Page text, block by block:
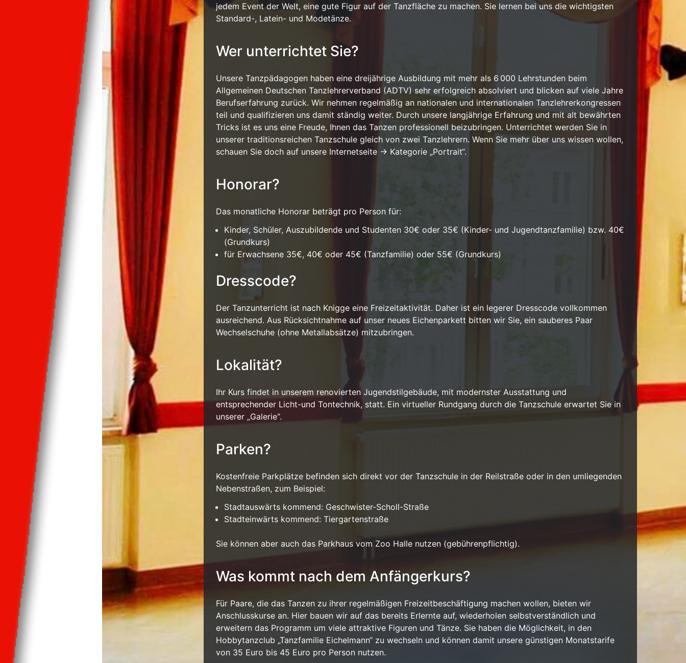
jedem Event der Welt, eine gute Figur auf der Tanzfläche zu machen. Sie lernen bei uns die wichtigsten
Standard-, Latein- und Modetänze.
Wer unterrichtet Sie?
Unsere Tanzpädagogen haben eine dreijährige Ausbildung mit mehr als 6 000 Lehrstunden beim
Allgemeinen Deutschen Tanzlehrerverband (ADTV) sehr erfolgreich absolviert und blicken auf viele Jahre
Berufserfahrung zurück. Wir nehmen regelmäßig an nationalen und internationalen Tanzlehrerkongressen
teil und qualifizieren uns damit ständig weiter. Durch unsere langjährige Erfahrung und mit alt bewährten
Tricks ist es uns eine Freude, Ihnen das Tanzen professionell beizubringen. Unterrichtet werden Sie in
unserer traditionsreichen Tanzschule gleich von zwei Tanzlehrern. Wenn Sie mehr über uns wissen wollen,
schauen Sie doch auf unsere Internetseite -> Kategorie „Portrait“.
Honorar?
Das monatliche Honorar beträgt pro Person für:
Kinder, Schüler, Auszubildende und Studenten 30€ oder 35€ (Kinder- und Jugendtanzfamilie) bzw. 40€
(Grundkurs)
für Erwachsene 35€, 40€ oder 45€ (Tanzfamilie) oder 55€ (Grundkurs)
Dresscode?
Der Tanzunterricht ist nach Knigge eine Freizeitaktivität. Daher ist ein legerer Dresscode vollkommen
ausreichend. Aus Rücksichtnahme auf unser neues Eichenparkett bitten wir Sie, ein sauberes Paar
Wechselschuhe (ohne Metallabsätze) mitzubringen.
Lokalität?
Ihr Kurs findet in unserem renovierten Jugendstilgebäude, mit modernster Ausstattung und
entsprechender Licht-und Tontechnik, statt. Ein virtueller Rundgang durch die Tanzschule erwartet Sie in
unserer „Galerie“.
Parken?
Kostenfreie Parkplätze befinden sich direkt vor der Tanzschule in der Reilstraße oder in den umliegenden
Nebenstraßen, zum Beispiel:
Stadtauswärts kommend: Geschwister-Scholl-Straße
Stadteinwärts kommend: Tiergartenstraße
Sie können aber auch das Parkhaus vom Zoo Halle nutzen (gebührenpflichtig).
Was kommt nach dem Anfängerkurs?
Für Paare, die das Tanzen zu ihrer regelmäßigen Freizeitbeschäftigung machen wollen, bieten wir
Anschlusskurse an. Hier bauen wir auf das bereits Erlernte auf, wiederholen selbstverständlich und
erweitern das Programm um viele attraktive Figuren und Tänze. Sie haben die Möglichkeit, in den
Hobbytanzclub „Tanzfamilie Eichelmann“ zu wechseln und können damit unsere günstigen Monatstarife
von 35 Euro bis 45 Euro pro Person nutzen.